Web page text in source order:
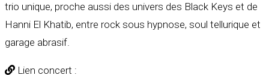
trio unique, proche aussi des univers des Black Keys et de
Hanni El Khatib, entre rock sous hypnose, soul tellurique et
garage abrasif.
Lien concert :